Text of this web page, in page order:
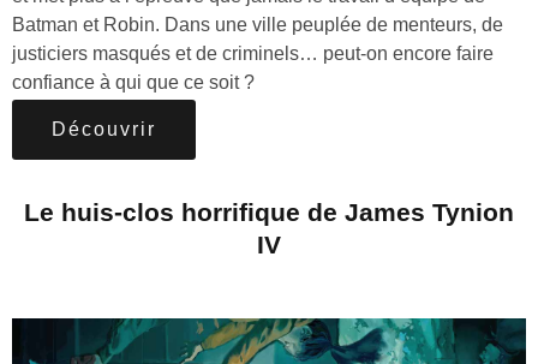
Batman et Robin. Dans une ville peuplée de menteurs, de
justiciers masqués et de criminels… peut-on encore faire
confiance à qui que ce soit ?
Découvrir
Le huis-clos horrifique de James Tynion
IV